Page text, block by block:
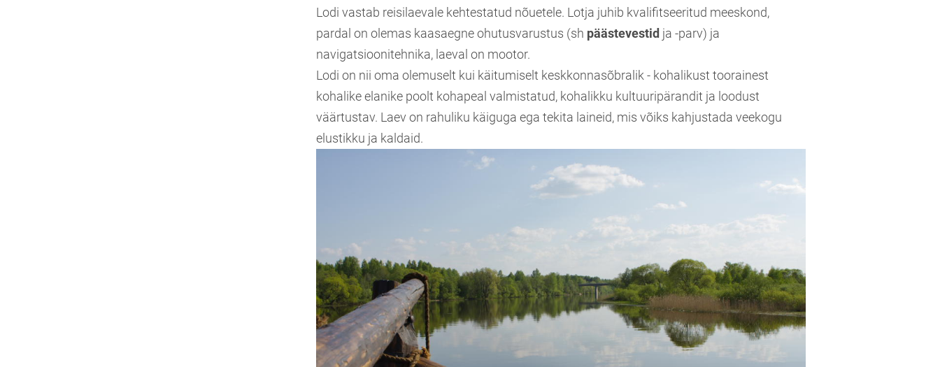
Lodi vastab reisilaevale kehtestatud nõuetele. Lotja juhib kvalifitseeritud meeskond,
pardal on olemas kaasaegne ohutusvarustus (sh päästevestid ja -parv) ja
navigatsioonitehnika, laeval on mootor.
Lodi on nii oma olemuselt kui käitumiselt keskkonnasõbralik - kohalikust toorainest
kohalike elanike poolt kohapeal valmistatud, kohalikku kultuuripärandit ja loodust
väärtustav. Laev on rahuliku käiguga ega tekita laineid, mis võiks kahjustada veekogu
elustikku ja kaldaid.